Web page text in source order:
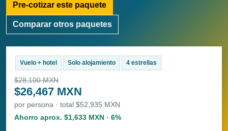
Pre-cotizar este paquete
Comparar otros paquetes
Vuelo + hotel Solo alojamiento 4 estrellas
$28,100 MXN
$26,467 MXN
por persona · total $52,935 MXN
Ahorro aprox. $1,633 MXN · 6%